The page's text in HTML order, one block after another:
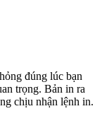
đúng lúc bạn
trọng. Bản in ra
chịu nhận lệnh in.